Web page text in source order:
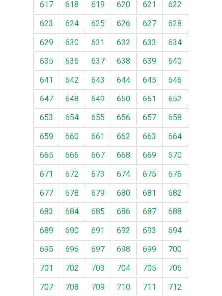
617
618 619 620 621
622
623
624 625 626 627
628
629
630 631 632 633
634
635
636 637 638 639
640
641
642 643 644 645
646
647
648 649 650 651
652
653
654 655 656 657
658
659
660 661 662 663
664
665
666 667 668 669
670
671
672 673 674 675
676
677
678 679 680 681
682
683
684 685 686 687
688
689
690 691 692 693
694
695
696 697 698 699
700
701
702 703 704 705
706
707
708 709 710 711
712